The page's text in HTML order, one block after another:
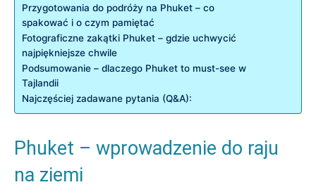
Przygotowania​ do ⁢podróży na ‌Phuket‌ – co
‍spakować⁤ i o czym pamiętać
Fotograficzne‌ zakątki ⁢Phuket‌ –‌ gdzie uchwycić
⁤najpiękniejsze chwile
Podsumowanie – dlaczego⁢ Phuket to must-see w
Tajlandii
Najczęściej⁣ zadawane pytania ⁢(Q&A):
Phuket –‌ wprowadzenie⁢ do raju
na ziemi